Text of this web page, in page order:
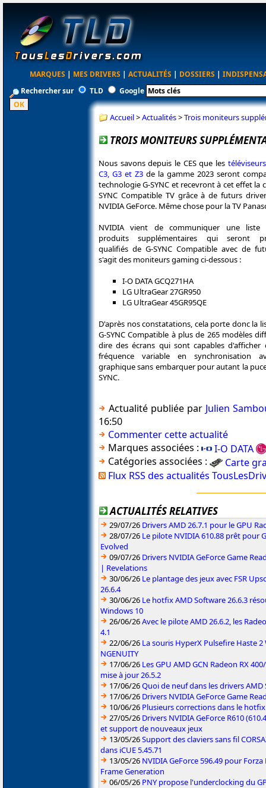
MARQUES | MES DRIVERS | ACTUALITÉS | DOSSIERS |
Rechercher sur
TLD Google
Accueil>Actualités>Trois moniteurs
TROIS MONITEURS
Nous savons depuis le CES que les
C3, G3 et Z3 de la gamme 2023 seront
technologie G-SYNC et recevront à cet effet la
SYNC Compatible TV grâce à de futurs
NVIDIA GeForce. Même chose pour la TV
NVIDIA vient de communiquer une liste
produits supplémentaires qui seront
qualifiés de G-SYNC Compatible avec de
s'agit des moniteurs gaming ci-dessous :
I-O DATA GCQ271HA
LG UltraGear 27GR950
LG UltraGear 45GR95QE
D'après nos constatations, cela porte donc la
G-SYNC Compatible à plus de 265 modèles
dire des écrans qui sont capables d'afficher
fréquence variable en synchronisation
graphique sans embarquer pour autant la
SYNC.
Actualité publiée par Julien
16:50
Commenter cette actualité
Marques associées :
I-O DATA
Catégories associées :
Carte
Flux RSS des actualités
ACTUALITÉS RELATIVES
29/07/26 Drivers AMD 26.7.1 pour le GPU
28/07/26 Le pilote NVIDIA 610.88 prêt pour
Evolved
09/07/26 Drivers NVIDIA GeForce Game
| Revelations
30/06/26 Le plantage des jeux avec FSR
26.6.4
30/06/26 Le hotfix AMD Software 26.6.3
Windows 10
26/06/26Avec le pilote AMD 26.6.2, les
4.1
22/06/26 La souris HyperX Pulsefire Haste
NGENUITY
17/06/26 Les GPU AMD GCN Radeon RX
mise à jour 26.5.2
17/06/26Quoi de neuf dans les drivers AMD
17/06/26 Drivers NVIDIA GeForce Game
10/06/26 Plusieurs corrections dans le hotfix
27/05/26 Drivers NVIDIA GeForce R610
et support de nouveaux jeux
13/05/26Support des claviers sans fil
dans iCUE 5.45.71
13/05/26 NVIDIA GeForce 596.49 pour
Frame Generation
06/05/26 PNY propose l'underclocking du